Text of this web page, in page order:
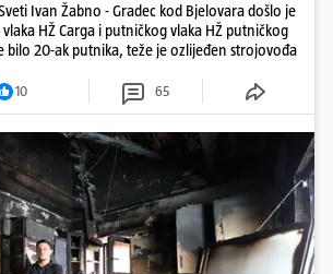
Ivan Žabno - Gradec kod Bjelovara došlo je
HŽ Carga i putničkog vlaka HŽ putničkog
bilo 20-ak putnika, teže je ozlijeđen strojovođa
10 65